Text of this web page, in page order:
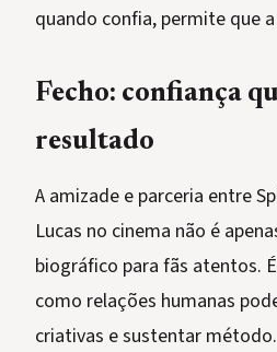
quando confia, permite que
Fecho: confiança
resultado
A amizade e parceria entre
Lucas no cinema não é
biográfico para fãs atentos.
como relações humanas
criativas e sustentar